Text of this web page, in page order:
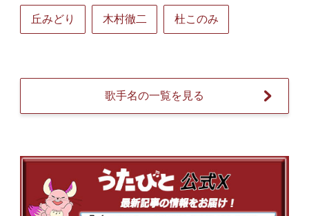
丘みどり 木村徹二 杜このみ
歌手名の一覧を見る